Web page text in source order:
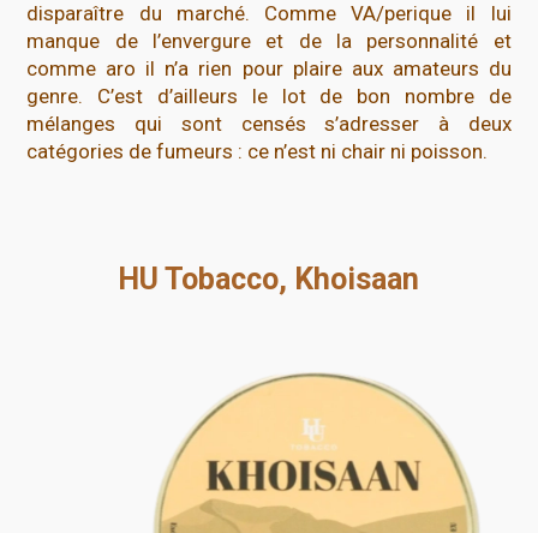
disparaître du marché. Comme VA/perique il lui
manque de l’envergure et de la personnalité et
comme aro il n’a rien pour plaire aux amateurs du
genre. C’est d’ailleurs le lot de bon nombre de
mélanges qui sont censés s’adresser à deux
catégories de fumeurs : ce n’est ni chair ni poisson.
HU Tobacco, Khoisaan